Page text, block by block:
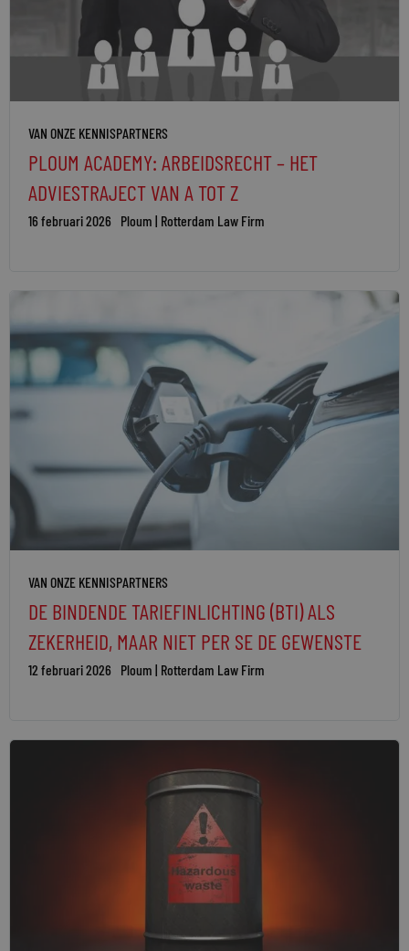
VAN ONZE KENNISPARTNERS
PLOUM ACADEMY: ARBEIDSRECHT – HET
ADVIESTRAJECT VAN A TOT Z
16 februari 2026 Ploum | Rotterdam Law Firm
VAN ONZE KENNISPARTNERS
DE BINDENDE TARIEFINLICHTING (BTI) ALS
ZEKERHEID, MAAR NIET PER SE DE GEWENSTE
12 februari 2026 Ploum | Rotterdam Law Firm